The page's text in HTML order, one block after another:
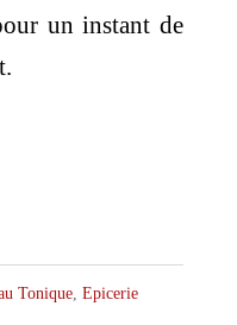
un instant de
Tonique, Epicerie